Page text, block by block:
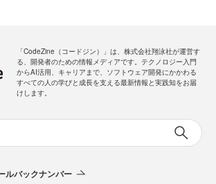
「CodeZine（コードジン）」は、株式会社翔泳社が運営す
る、開発者のための情報メディアです。テクノロジー入門
からAI活用、キャリアまで、ソフトウェア開発にかかわる
すべての人の学びと成長を支える最新情報と実践知をお届
けします。
ルバックナンバー